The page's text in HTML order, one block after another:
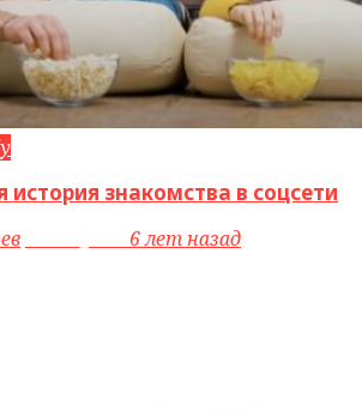
история знакомства в соцсети
6 лет назад